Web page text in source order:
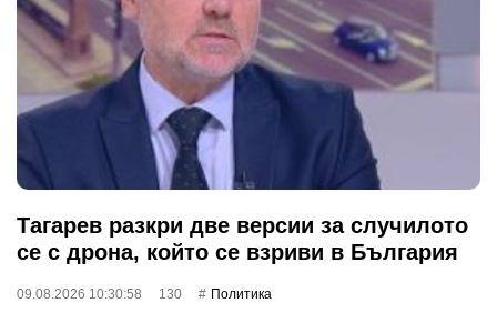
Тагарев разкри две версии за случилото
се с дрона, който се взриви в България
09.08.2026 10:30:58 130 Политика